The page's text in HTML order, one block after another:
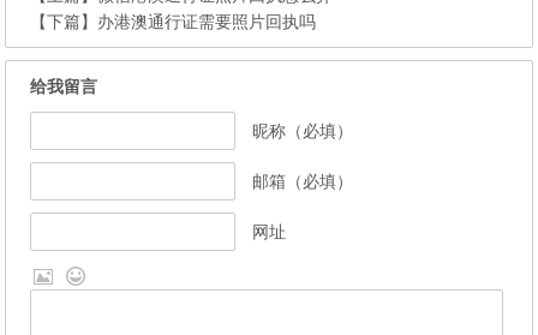
【下篇】 办港澳通行证需要照片回执吗
给我留言
昵称（必填）
邮箱（必填）
网址